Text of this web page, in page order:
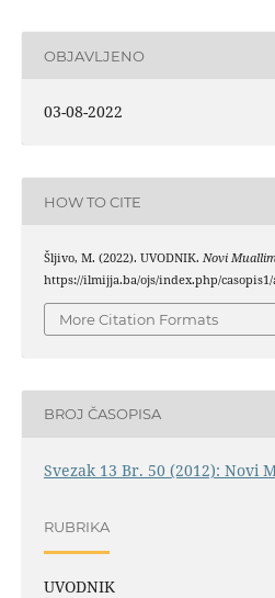
OBJAVLJENO
03-08-2022
HOW TO CITE
Šljivo, M. (2022). UVODNIK. Novi
https://ilmijja.ba/ojs/index.php/
More Citation Formats
BROJ ČASOPISA
Svezak 13 Br. 50 (2012): Novi
RUBRIKA
UVODNIK